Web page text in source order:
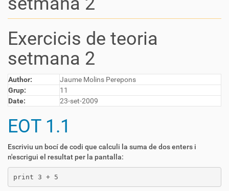
Exercicis de teoria
setmana 2
Author:
Jaume Molins Perepons
Grup:
11
Date:
23-set-2009
EOT 1.1
Escriviu un bocí de codi que calculi la suma de dos enters i
n'escrigui el resultat per la pantalla: